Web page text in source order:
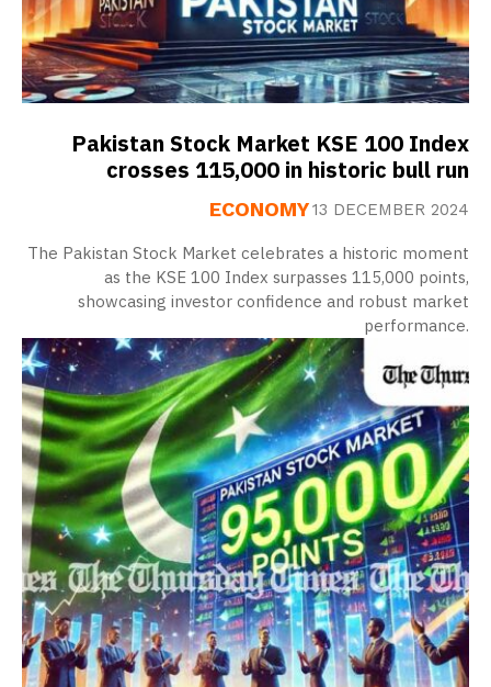
Pakistan Stock Market KSE 100 Index
crosses 115,000 in historic bull run
ECONOMY13 DECEMBER 2024
The Pakistan Stock Market celebrates a historic moment
as the KSE 100 Index surpasses 115,000 points,
showcasing investor confidence and robust market
performance.